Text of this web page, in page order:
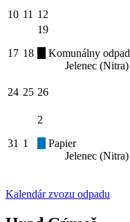
10 11 12
17 18
19
Komunálny odpad
Jelenec (Nitra)
24 25 26
31 1
2
Papier
Jelenec (Nitra)
Kalendár zvozu odpadu